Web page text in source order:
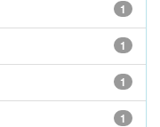
1
1
1
1